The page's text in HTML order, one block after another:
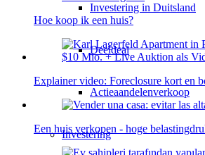
Investering in Duitsland
Deeldeal
Actieaandelenverkoop
Investering
Hoe koop ik een huis?
Explainer video: Foreclosure kort en
Een huis verkopen - hoge